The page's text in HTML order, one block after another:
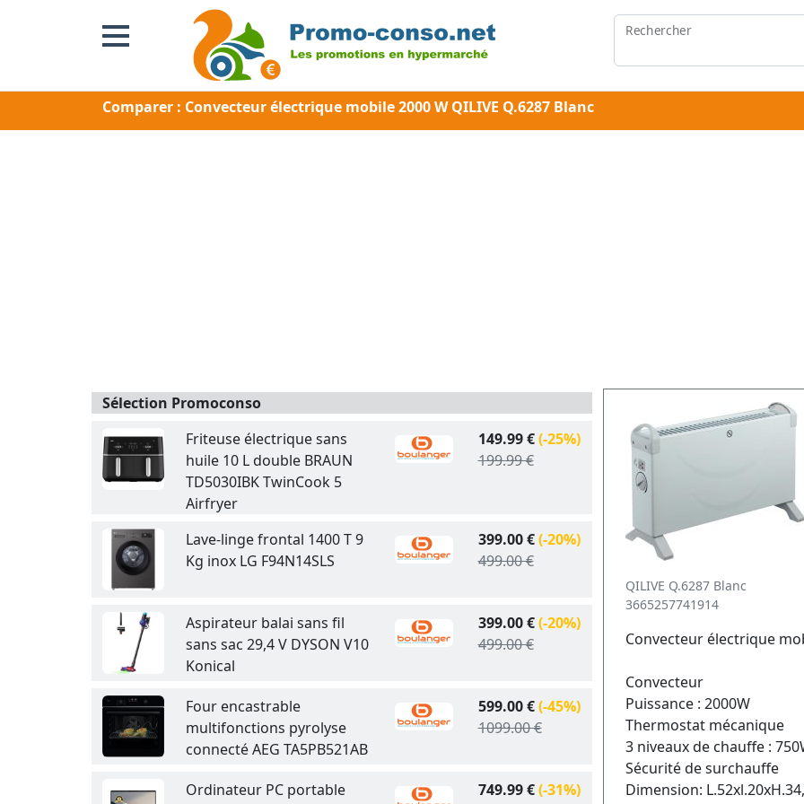
Rechercher
Comparer : Convecteur électrique mobile 2000 W QILIVE Q.6287 Blanc
Sélection Promoconso
Friteuse électrique sans
huile 10 L double BRAUN
TD5030IBK TwinCook 5
Airfryer
149.99 €(-25%)
199.99 €
Lave-linge frontal 1400 T 9
Kg inox LG F94N14SLS
399.00 €(-20%)
499.00 €
Aspirateur balai sans fil
sans sac 29,4 V DYSON V10
Konical
399.00 €(-20%)
499.00 €
Four encastrable
multifonctions pyrolyse
connecté AEG TA5PB521AB
599.00 €(-45%)
1099.00 €
Ordinateur PC portable
749.99 €(-31%)
QILIVE Q.6287 Blanc
3665257741914
Convecteur électrique
Convecteur
Puissance : 2000W
Thermostat mécanique
3 niveaux de chauffe :
Sécurité de surchauffe
Dimension: